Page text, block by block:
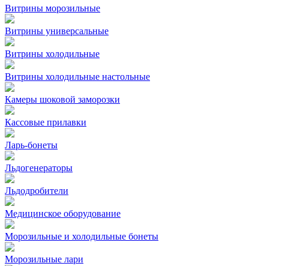
Витрины морозильные
Витрины универсальные
Витрины холодильные
Витрины холодильные настольные
Камеры шоковой заморозки
Кассовые прилавки
Ларь-бонеты
Льдогенераторы
Льдодробители
Медицинское оборудование
Морозильные и холодильные бонеты
Морозильные лари